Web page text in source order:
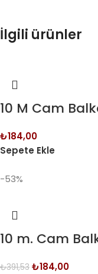
İlgili ürünler
10 M Cam
₺184,00
Sepete Ekle
-53%
10 m. Cam
₺391,53 ₺184,00